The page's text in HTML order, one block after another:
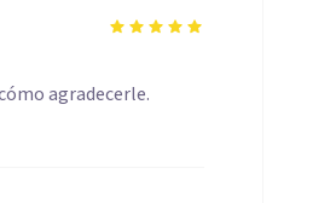
agradecerle.